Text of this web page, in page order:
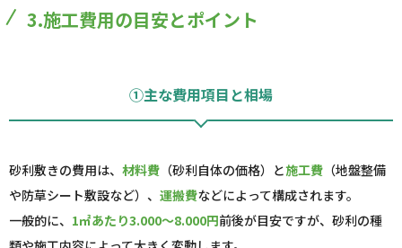
3.施工費用の目安とポイント
①主な費用項目と相場
砂利敷きの費用は、 材料費 （砂利自体の価格）と施工費 （地盤整備
や防草シート敷設など）、 運搬費などによって構成されます。
一般的に、 1㎡あたり3.000～8.000円前後が目安ですが、砂利の種